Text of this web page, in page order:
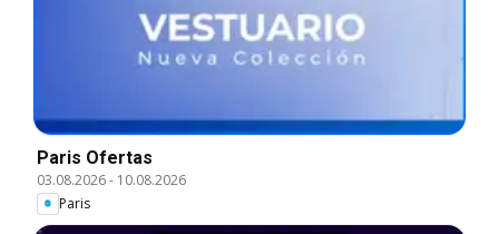
Paris Ofertas
03.08.2026- 10.08.2026
Paris